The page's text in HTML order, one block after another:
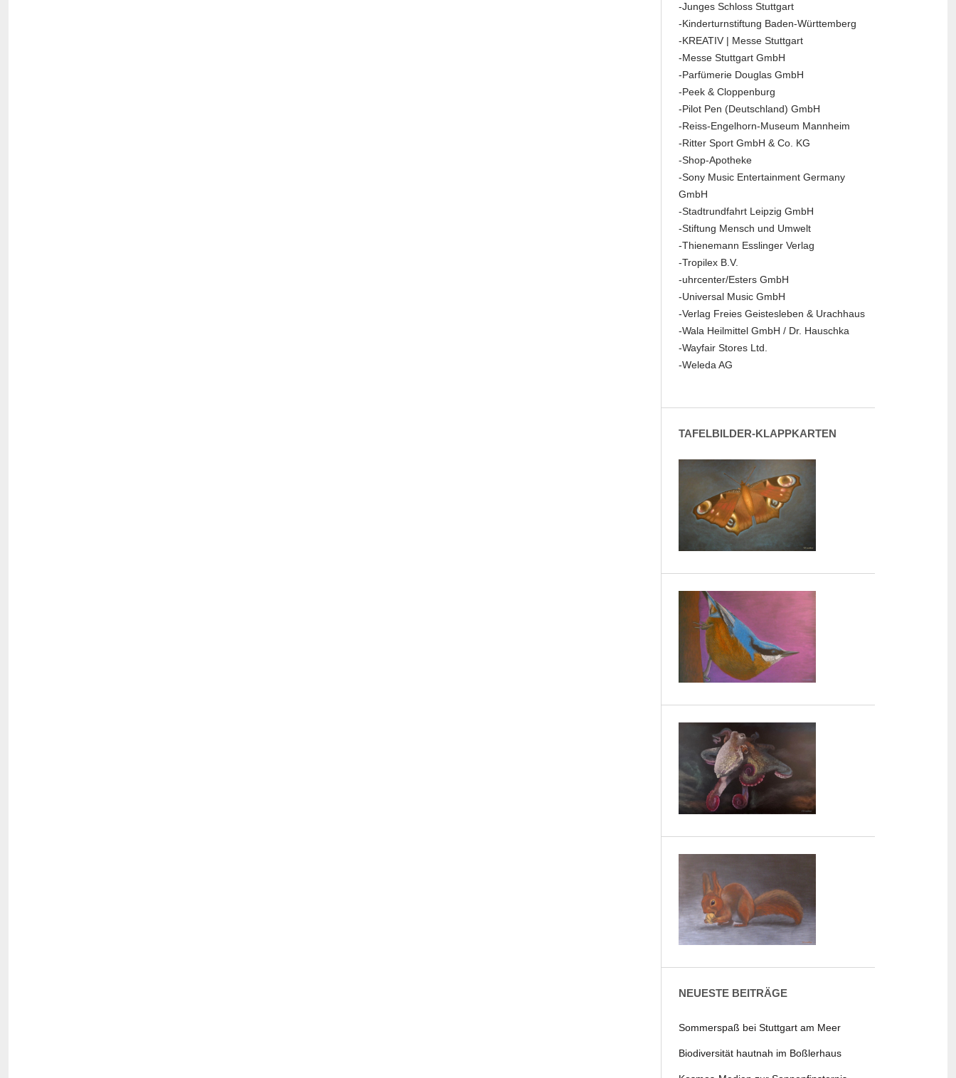
-Junges Schloss Stuttgart
-Kinderturnstiftung Baden-Württemberg
-KREATIV | Messe Stuttgart
-Messe Stuttgart GmbH
-Parfümerie Douglas GmbH
-Peek & Cloppenburg
-Pilot Pen (Deutschland) GmbH
-Reiss-Engelhorn-Museum Mannheim
-Ritter Sport GmbH & Co. KG
-Shop-Apotheke
-Sony Music Entertainment Germany
GmbH
-Stadtrundfahrt Leipzig GmbH
-Stiftung Mensch und Umwelt
-Thienemann Esslinger Verlag
-Tropilex B.V.
-uhrcenter/Esters GmbH
-Universal Music GmbH
-Verlag Freies Geistesleben & Urachhaus
-Wala Heilmittel GmbH / Dr. Hauschka
-Wayfair Stores Ltd.
-Weleda AG
TAFELBILDER-KLAPPKARTEN
NEUESTE BEITRÄGE
Sommerspaß bei Stuttgart am Meer
Biodiversität hautnah im Boßlerhaus